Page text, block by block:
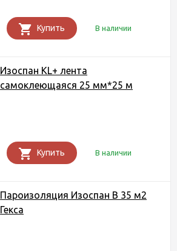
Купить В наличии
Изоспан KL+ лента
самоклеющаяся 25 мм*25 м
Купить В наличии
Пароизоляция Изоспан B 35 м2
Гекса